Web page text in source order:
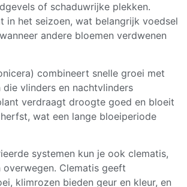
of schaduwrijke plekken.
in het seizoen, wat belangrijk voedsel
andere bloemen verdwenen
combineert snelle groei met
vlinders en nachtvlinders
verdraagt droogte goed en bloeit
wat een lange bloeiperiode
systemen kun je ook clematis,
overwegen. Clematis geeft
klimrozen bieden geur en kleur, en